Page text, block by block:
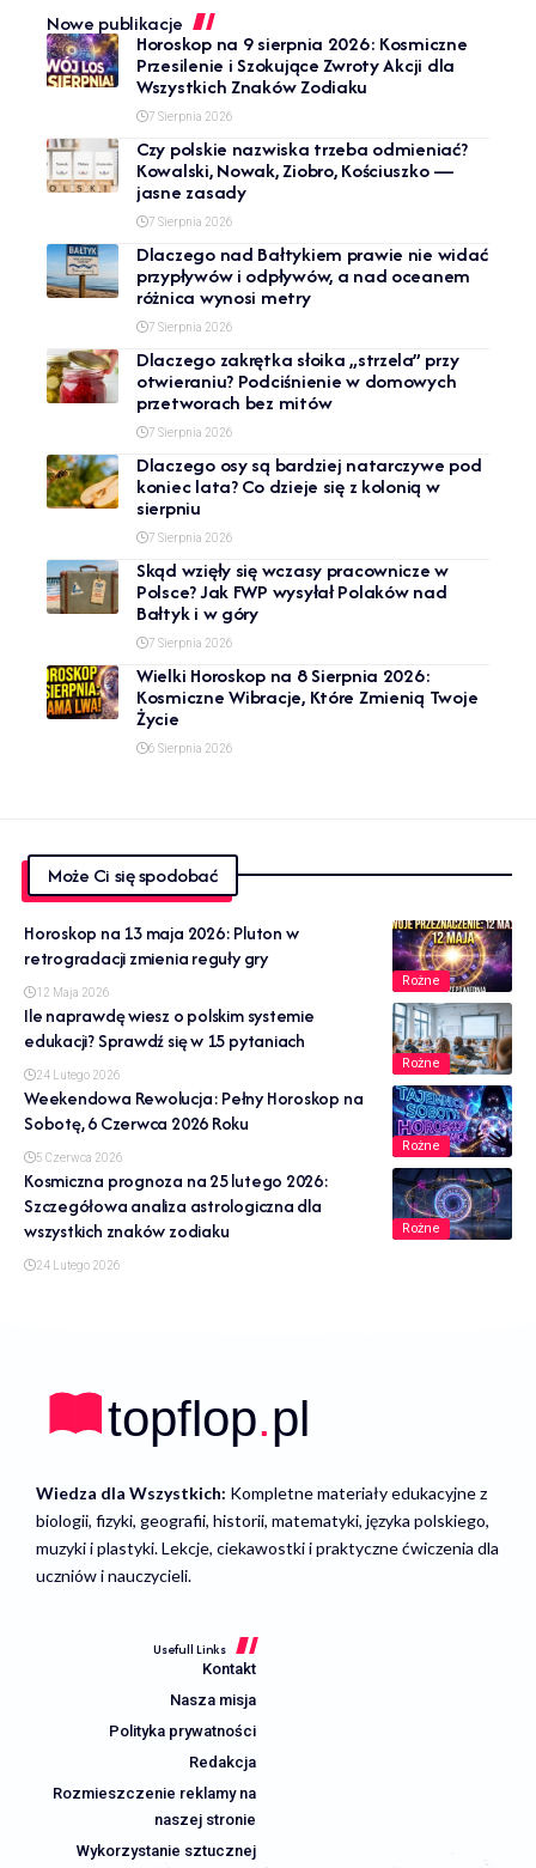
Nowe publikacje
Horoskop na 9 sierpnia 2026: Kosmiczne
Przesilenie i Szokujące Zwroty Akcji dla
Wszystkich Znaków Zodiaku
7 Sierpnia 2026
Czy polskie nazwiska trzeba odmieniać?
Kowalski, Nowak, Ziobro, Kościuszko —
jasne zasady
7 Sierpnia 2026
Dlaczego nad Bałtykiem prawie nie widać
przypływów i odpływów, a nad oceanem
różnica wynosi metry
7 Sierpnia 2026
Dlaczego zakrętka słoika „strzela” przy
otwieraniu? Podciśnienie w domowych
przetworach bez mitów
7 Sierpnia 2026
Dlaczego osy są bardziej natarczywe pod
koniec lata? Co dzieje się z kolonią w
sierpniu
7 Sierpnia 2026
Skąd wzięły się wczasy pracownicze w
Polsce? Jak FWP wysyłał Polaków nad
Bałtyk i w góry
7 Sierpnia 2026
Wielki Horoskop na 8 Sierpnia 2026:
Kosmiczne Wibracje, Które Zmienią Twoje
Życie
6 Sierpnia 2026
Może Ci się spodobać
Rożne
Horoskop na 13 maja 2026: Pluton w
retrogradacji zmienia reguły gry
12 Maja 2026
Rożne
Ile naprawdę wiesz o polskim systemie
edukacji? Sprawdź się w 15 pytaniach
24 Lutego 2026
Rożne
Weekendowa Rewolucja: Pełny Horoskop na
Sobotę, 6 Czerwca 2026 Roku
5 Czerwca 2026
Rożne
Kosmiczna prognoza na 25 lutego 2026:
Szczegółowa analiza astrologiczna dla
wszystkich znaków zodiaku
24 Lutego 2026
Wiedza dla Wszystkich: Kompletne materiały edukacyjne z
biologii, fizyki, geografii, historii, matematyki, języka polskiego,
muzyki i plastyki. Lekcje, ciekawostki i praktyczne ćwiczenia dla
uczniów i nauczycieli.
Usefull Links
Kontakt
Nasza misja
Polityka prywatności
Redakcja
Rozmieszczenie reklamy na
naszej stronie
Wykorzystanie sztucznej